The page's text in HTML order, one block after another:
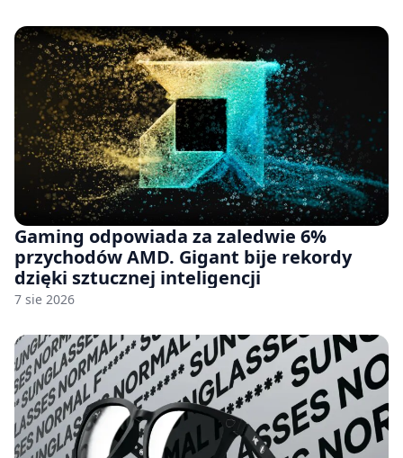
Gaming odpowiada za zaledwie 6%
przychodów AMD. Gigant bije rekordy
dzięki sztucznej inteligencji
7 sie 2026